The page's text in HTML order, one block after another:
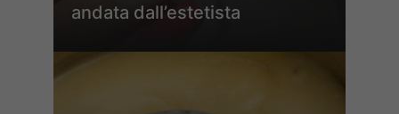
andata dall’estetista